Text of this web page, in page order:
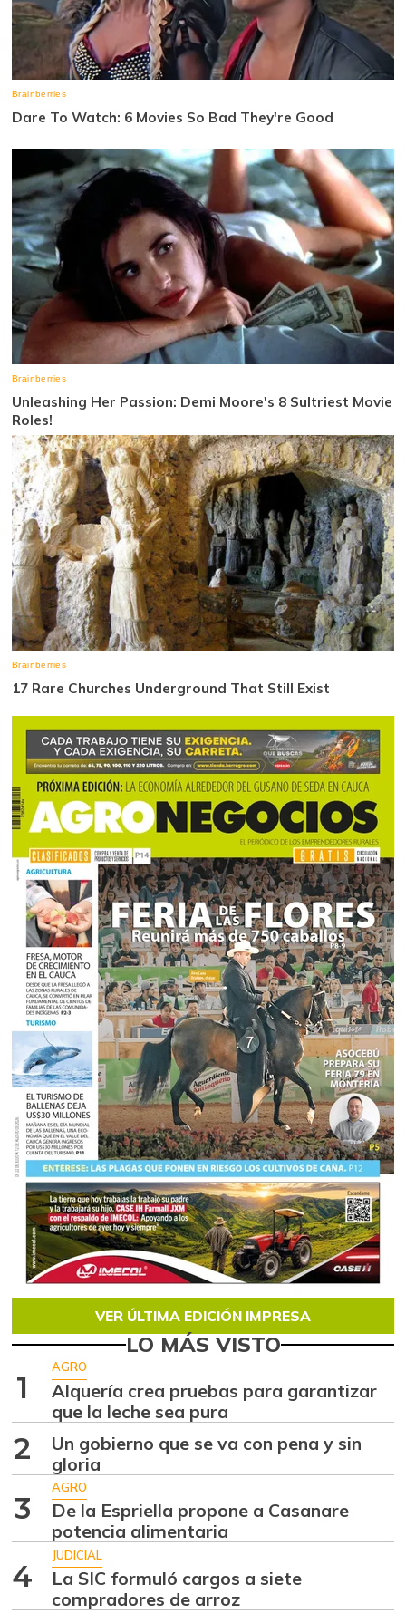
VER ÚLTIMA EDICIÓN IMPRESA
LO MÁS VISTO
1
AGRO
Alquería crea pruebas para garantizar
que la leche sea pura
2
Un gobierno que se va con pena y sin
gloria
3
AGRO
De la Espriella propone a Casanare
potencia alimentaria
4
JUDICIAL
La SIC formuló cargos a siete
compradores de arroz